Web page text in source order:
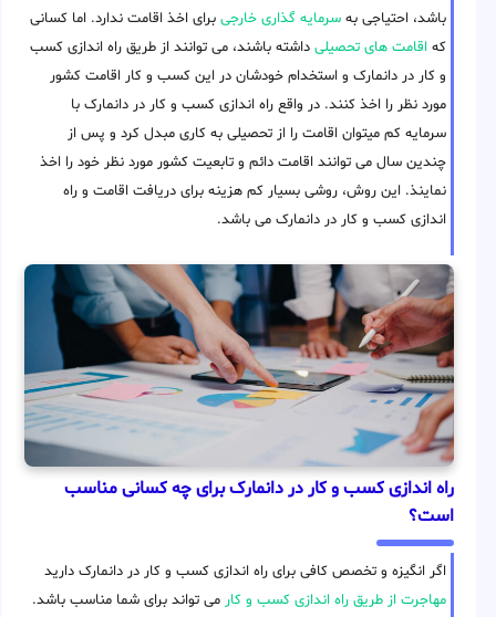
باشد، احتیاجی به سرمایه گذاری خارجی برای اخذ اقامت ندارد. اما کسانی
که اقامت های تحصیلی داشته باشند، می توانند از طریق راه اندازی کسب
و کار در دانمارک و استخدام خودشان در این کسب و کار اقامت کشور
مورد نظر را اخذ کنند. در واقع راه اندازی کسب و کار در دانمارک با
سرمایه کم میتوان اقامت را از تحصیلی به کاری مبدل کرد و پس از
چندین سال می توانند اقامت دائم و تابعیت کشور مورد نظر خود را اخذ
نماینذ. این روش، روشی بسیار کم هزینه برای دریافت اقامت و راه
اندازی کسب و کار در دانمارک می باشد.
راه اندازی کسب و کار در دانمارک برای چه کسانی مناسب
است؟
اگر انگیزه و تخصص کافی برای راه اندازی کسب و کار در دانمارک دارید
مهاجرت از طریق راه اندازی کسب و کار می تواند برای شما مناسب باشد.